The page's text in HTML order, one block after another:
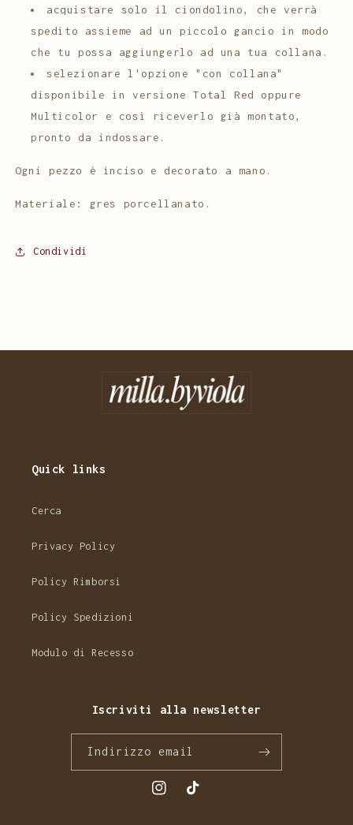
acquistare solo il ciondolino, che verrà
spedito assieme ad un piccolo gancio in modo
che tu possa aggiungerlo ad una tua collana.
selezionare l'opzione "con collana"
disponibile in versione Total Red oppure
Multicolor e così riceverlo già montato,
pronto da indossare.
Ogni pezzo è inciso e decorato a mano.
Materiale: gres porcellanato.
Condividi
Quick links
Cerca
Privacy Policy
Policy Rimborsi
Policy Spedizioni
Modulo di Recesso
Iscriviti alla newsletter
Indirizzo email
InstagramTikTok